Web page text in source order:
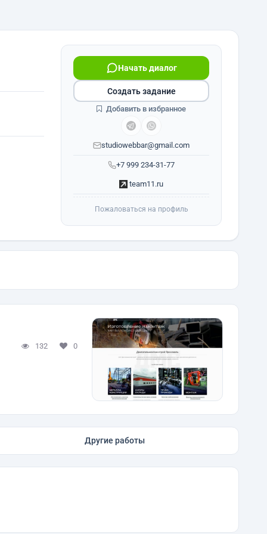
+7 999 234-31-77
Начать диалог
studiowebbar@gmail.com
team11.ru
Создать задание
Добавить в избранное
Пожаловаться на профиль
132 0
Другие работы